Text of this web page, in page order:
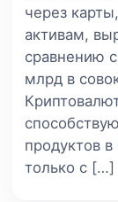
через
активам,
сравнению
млрд в
продуктов
только с […]